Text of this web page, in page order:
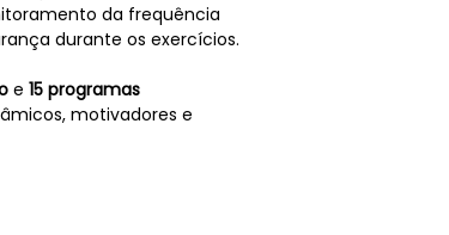
da frequência
durante os exercícios.
e 15 programas
motivadores e